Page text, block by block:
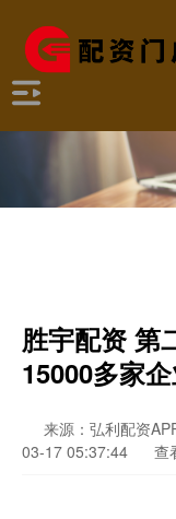
胜宇配资 第
15000多家
来源：弘利配资
03-17 05:37:44
查